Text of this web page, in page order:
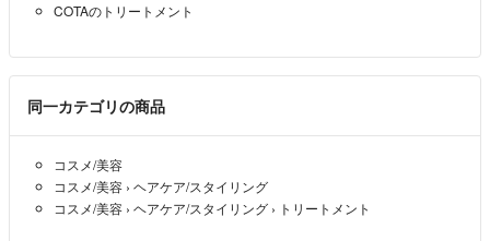
★すべての商品は責任を持って、正規品を納入しており、ご安心くださ
★お客様ご都合によりキャンセル交換対応ができかねますので、ご了承
ください。
★平日のみ出荷作業いたします。土日祝日ご注文していただくと、翌出
荷日順次出荷でございます。
COTAのトリートメント
同一カテゴリの商品
コスメ/美容
コスメ/美容 › ヘアケア/スタイリング
コスメ/美容 › ヘアケア/スタイリング › トリートメント